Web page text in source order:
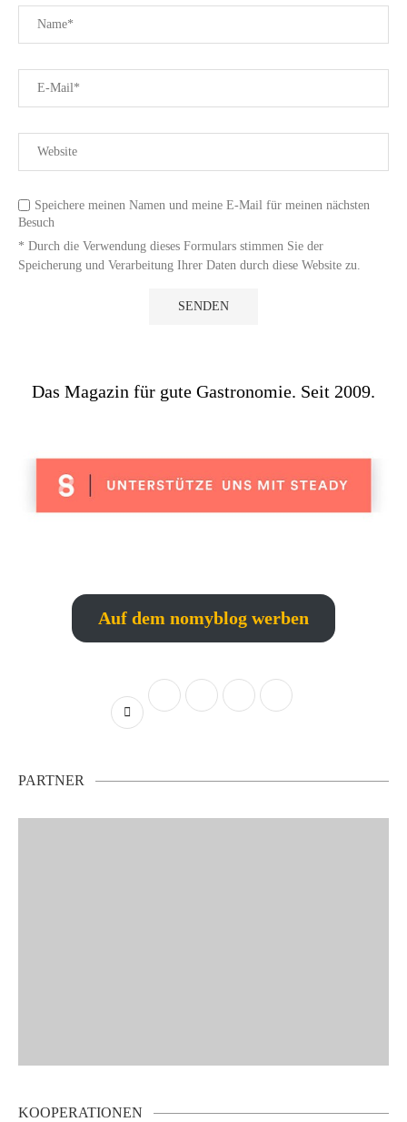
Speichere meinen Namen und meine E-Mail für meinen nächsten
Besuch
* Durch die Verwendung dieses Formulars stimmen Sie der
Speicherung und Verarbeitung Ihrer Daten durch diese Website zu.
Das Magazin für gute Gastronomie. Seit 2009.
Auf dem nomyblog werben
PARTNER
KOOPERATIONEN